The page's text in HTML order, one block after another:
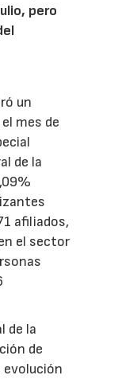
pero
un
mes de
de la
afiliados,
el sector
de la
de